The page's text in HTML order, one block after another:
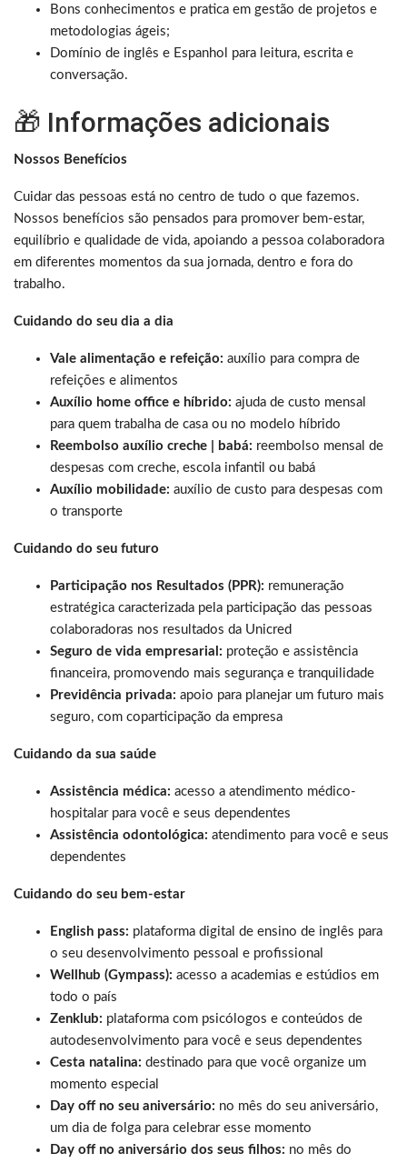
Bons conhecimentos e pratica em gestão de projetos e
metodologias ágeis;
Domínio de inglês e Espanhol para leitura, escrita e
conversação.
🎁 Informações adicionais
Nossos Benefícios
Cuidar das pessoas está no centro de tudo o que fazemos.
Nossos benefícios são pensados para promover bem-estar,
equilíbrio e qualidade de vida, apoiando a pessoa colaboradora
em diferentes momentos da sua jornada, dentro e fora do
trabalho.
Cuidando do seu dia a dia
Vale alimentação e refeição: auxílio para compra de
refeições e alimentos
Auxílio home office e híbrido: ajuda de custo mensal
para quem trabalha de casa ou no modelo híbrido
Reembolso auxílio creche | babá: reembolso mensal de
despesas com creche, escola infantil ou babá
Auxílio mobilidade: auxílio de custo para despesas com
o transporte
Cuidando do seu futuro
Participação nos Resultados (PPR): remuneração
estratégica caracterizada pela participação das pessoas
colaboradoras nos resultados da Unicred
Seguro de vida empresarial: proteção e assistência
financeira, promovendo mais segurança e tranquilidade
Previdência privada: apoio para planejar um futuro mais
seguro, com coparticipação da empresa
Cuidando da sua saúde
Assistência médica: acesso a atendimento médico-
hospitalar para você e seus dependentes
Assistência odontológica: atendimento para você e seus
dependentes
Cuidando do seu bem-estar
English pass: plataforma digital de ensino de inglês para
o seu desenvolvimento pessoal e profissional
Wellhub (Gympass): acesso a academias e estúdios em
todo o país
Zenklub: plataforma com psicólogos e conteúdos de
autodesenvolvimento para você e seus dependentes
Cesta natalina: destinado para que você organize um
momento especial
Day off no seu aniversário: no mês do seu aniversário,
um dia de folga para celebrar esse momento
Day off no aniversário dos seus filhos: no mês do